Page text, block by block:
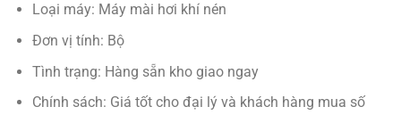
Loại máy: Máy mài hơi khí nén
Đơn vị tính: Bộ
Tình trạng: Hàng sẵn kho giao ngay
Chính sách: Giá tốt cho đại lý và khách hàng mua số